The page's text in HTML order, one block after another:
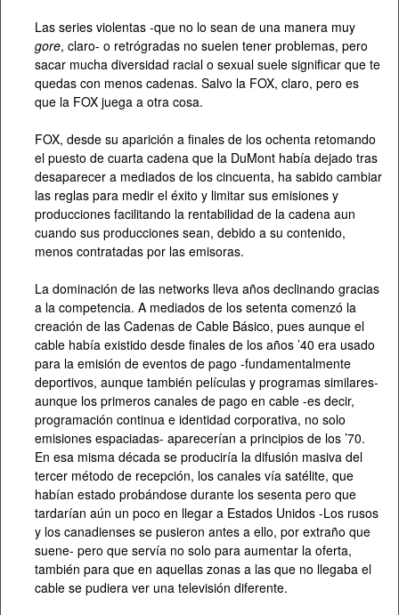
Las series violentas -que no lo sean de una manera muy
gore, claro- o retrógradas no suelen tener problemas, pero
sacar mucha diversidad racial o sexual suele significar que te
quedas con menos cadenas. Salvo la FOX, claro, pero es
que la FOX juega a otra cosa.
FOX, desde su aparición a finales de los ochenta retomando
el puesto de cuarta cadena que la DuMont había dejado tras
desaparecer a mediados de los cincuenta, ha sabido cambiar
las reglas para medir el éxito y limitar sus emisiones y
producciones facilitando la rentabilidad de la cadena aun
cuando sus producciones sean, debido a su contenido,
menos contratadas por las emisoras.
La dominación de las networks lleva años declinando gracias
a la competencia. A mediados de los setenta comenzó la
creación de las Cadenas de Cable Básico, pues aunque el
cable había existido desde finales de los años ’40 era usado
para la emisión de eventos de pago -fundamentalmente
deportivos, aunque también películas y programas similares-
aunque los primeros canales de pago en cable -es decir,
programación continua e identidad corporativa, no solo
emisiones espaciadas- aparecerían a principios de los ’70.
En esa misma década se produciría la difusión masiva del
tercer método de recepción, los canales vía satélite, que
habían estado probándose durante los sesenta pero que
tardarían aún un poco en llegar a Estados Unidos -Los rusos
y los canadienses se pusieron antes a ello, por extraño que
suene- pero que servía no solo para aumentar la oferta,
también para que en aquellas zonas a las que no llegaba el
cable se pudiera ver una televisión diferente.